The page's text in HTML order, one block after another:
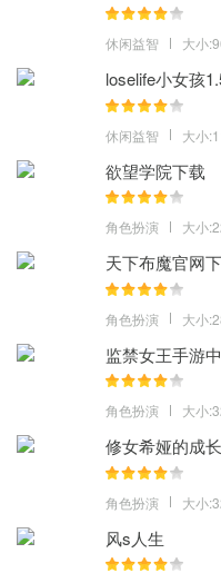
休闲益智 大小
loselife小女孩
休闲益智 大小
欲望学院下载
角色扮演 大小
天下布魔官网
角色扮演 大小
监禁女王手游
角色扮演 大小
修女希娅的成
角色扮演 大小
风s人生